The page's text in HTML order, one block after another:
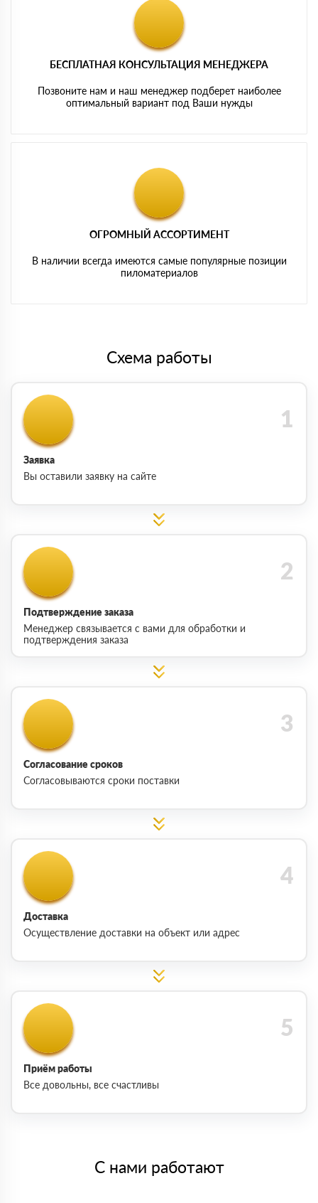
БЕСПЛАТНАЯ КОНСУЛЬТАЦИЯ МЕНЕДЖЕРА
Позвоните нам и наш менеджер подберет наиболее
оптимальный вариант под Ваши нужды
ОГРОМНЫЙ АССОРТИМЕНТ
В наличии всегда имеются самые популярные позиции
пиломатериалов
Схема работы
Заявка
Вы оставили заявку на сайте
Подтверждение заказа
Менеджер связывается с вами для обработки и
подтверждения заказа
Согласование сроков
Согласовываются сроки поставки
Доставка
Осуществление доставки на объект или адрес
Приём работы
Все довольны, все счастливы
С нами работают